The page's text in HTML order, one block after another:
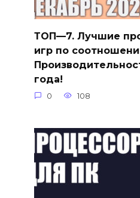
ТОП—7. Лучшие
игр по
года!
0 108